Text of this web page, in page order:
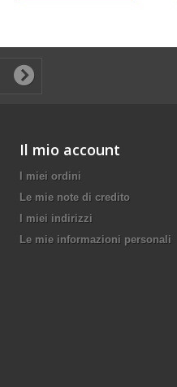
Il mio account
I miei ordini
Le mie note di credito
I miei indirizzi
Le mie informazioni personali